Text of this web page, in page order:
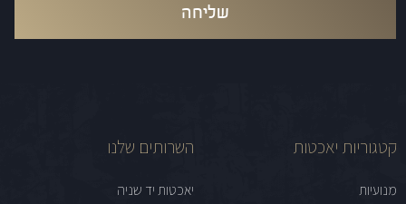
קטגוריות יאכטות
מנועיות
השרותים שלנו
יאכטות יד שניה